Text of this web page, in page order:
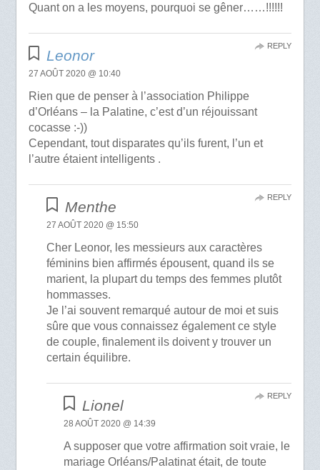
Quant on a les moyens, pourquoi se gêner……!!!!!!
Leonor
27 AOÛT 2020 @ 10:40
Rien que de penser à l’association Philippe
d’Orléans – la Palatine, c’est d’un réjouissant
cocasse :-))
Cependant, tout disparates qu’ils furent, l’un et
l’autre étaient intelligents .
REPLY
Menthe
27 AOÛT 2020 @ 15:50
Cher Leonor, les messieurs aux caractères
féminins bien affirmés épousent, quand ils se
marient, la plupart du temps des femmes plutôt
hommasses.
Je l’ai souvent remarqué autour de moi et suis
sûre que vous connaissez également ce style
de couple, finalement ils doivent y trouver un
certain équilibre.
REPLY
Lionel
28 AOÛT 2020 @ 14:39
A supposer que votre affirmation soit vraie, le
mariage Orléans/Palatinat était, de toute
REPLY